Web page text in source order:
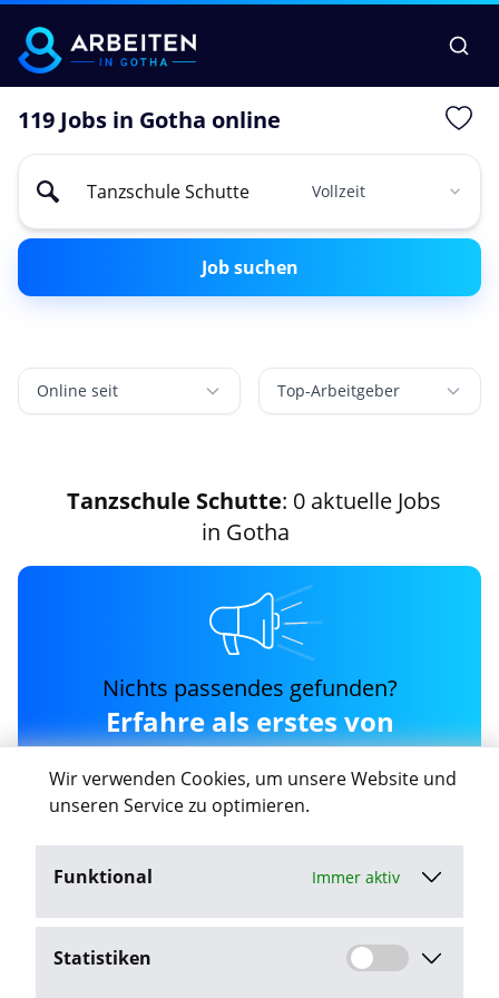
Wir verwenden Cookies, um unsere Website und
unseren Service zu optimieren.
Funktional Immer aktiv
Statistiken
119 Jobs in Gotha online
Job suchen
Online seit Top-Arbeitgeber
Tanzschule Schutte: 0 aktuelle Jobs
in Gotha
Nichts passendes gefunden?
Erfahre als erstes von
neuen tanzschule-schutte
Jobs in Gotha